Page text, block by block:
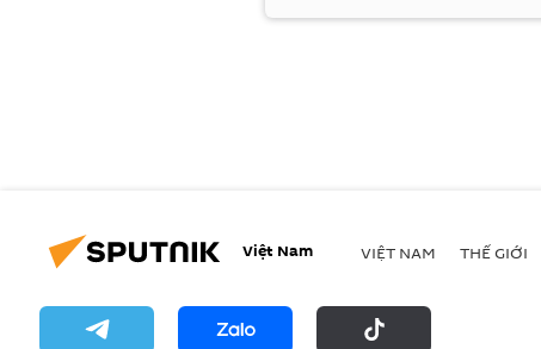
Việt Nam VIỆT NAM THẾ GIỚI